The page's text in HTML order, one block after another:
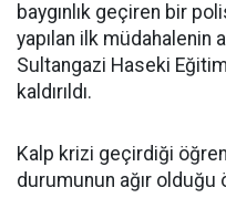
baygınlık geçiren bir
yapılan ilk müdahalenin
Sultangazi Haseki
kaldırıldı.
Kalp krizi geçirdiği
durumunun ağır olduğu